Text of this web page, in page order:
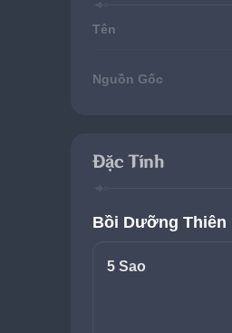
Tên
Nguồn Gốc
Đặc Tính
Bồi Dưỡng Thiên
5 Sao